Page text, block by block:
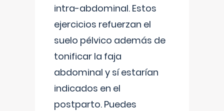
intra-abdominal. Estos
ejercicios refuerzan el
suelo pélvico además de
tonificar la faja
abdominal y sí estarían
indicados en el
postparto. Puedes